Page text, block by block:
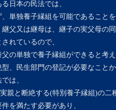
日本の民法では、
単独養子縁組を可能であること
父又は継母は、継子の実父母の
れているので、
の単独で養子縁組ができると考
、民生部門の登記が必要なこと
は、
親と断絶する(特別養子縁組)の二
を満たす必要があり、